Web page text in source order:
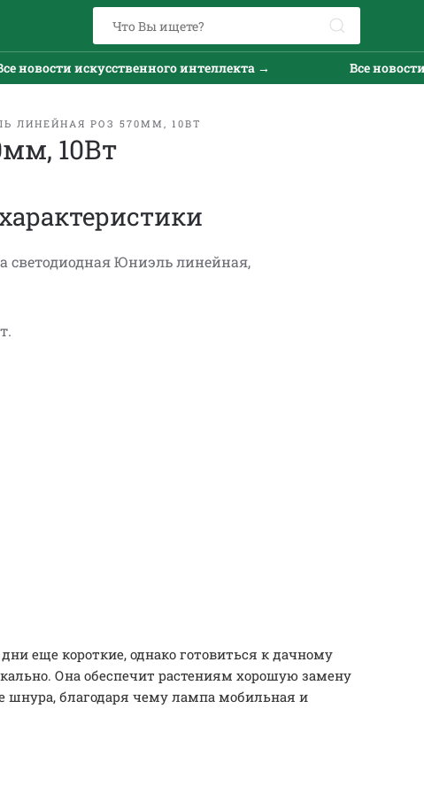
новости искусственного интеллекта → Все новости
ЛИНЕЙНАЯ РОЗ 570ММ, 10ВТ
10Вт
светодиодная Юниэль линейная,
еще короткие, однако готовиться к дачному
Она обеспечит растениям хорошую замену
шнура, благодаря чему лампа мобильная и